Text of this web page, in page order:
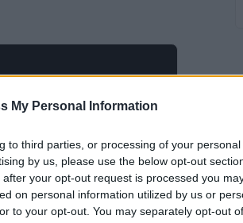
My Personal Information
to third parties, or processing of your personal
by us, please use the below opt-out
your opt-out request is processed you
on personal information utilized by us or
to your opt-out. You may separately opt-out